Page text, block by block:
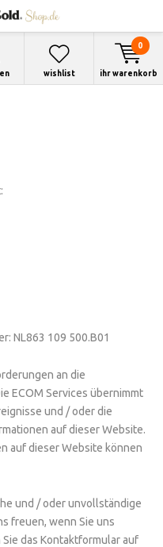
wishlist ihr warenkorb
0
NL863 109 500.B01
an die
ECOM Services übernimmt
und / oder die
auf dieser Website.
auf dieser Website können
und / oder unvollständige
freuen, wenn Sie uns
das Kontaktformular auf